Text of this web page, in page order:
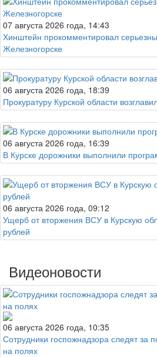
07 августа 2026 года, 14:43
Хинштейн прокомментировал
Железногорске
06 августа 2026 года, 18:39
Прокуратуру Курской области
06 августа 2026 года, 16:39
В Курске дорожники выполнили
06 августа 2026 года, 09:12
Ущерб от вторжения ВСУ в Курскую
рублей
Видеоновости
06 августа 2026 года, 10:35
Сотрудники госпожнадзора следят за
на полях